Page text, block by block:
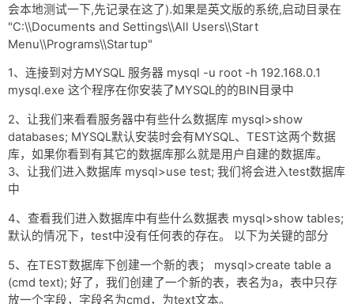
新闻
工具
链接
留言
Rss
会本地测试一下,先记录在这了).如果是英文版的系统,启动目录在
"C:\\Documents and Settings\\All Users\\Start
Menu\\Programs\\Startup"
1、连接到对方MYSQL 服务器 mysql -u root -h 192.168.0.1
mysql.exe 这个程序在你安装了MYSQL的的BIN目录中
2、让我们来看看服务器中有些什么数据库 mysql>show
databases; MYSQL默认安装时会有MYSQL、TEST这两个数据
库，如果你看到有其它的数据库那么就是用户自建的数据库。
3、让我们进入数据库 mysql>use test; 我们将会进入test数据库
中
4、查看我们进入数据库中有些什么数据表 mysql>show tables;
默认的情况下，test中没有任何表的存在。 以下为关键的部分
5、在TEST数据库下创建一个新的表； mysql>create table a
(cmd text); 好了，我们创建了一个新的表，表名为a，表中只存
放一个字段，字段名为cmd，为text文本。